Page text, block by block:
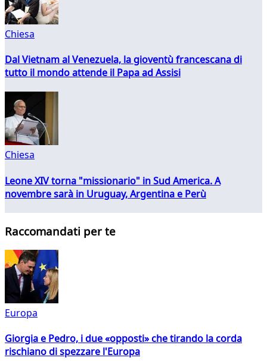
Chiesa
Dal Vietnam al Venezuela, la gioventù francescana di
tutto il mondo attende il Papa ad Assisi
Chiesa
Leone XIV torna "missionario" in Sud America. A
novembre sarà in Uruguay, Argentina e Perù
Raccomandati per te
Europa
Giorgia e Pedro, i due «opposti» che tirando la corda
rischiano di spezzare l'Europa